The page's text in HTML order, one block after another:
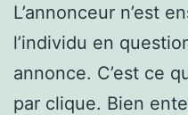
L’annonceur n’est
l’individu en
annonce. C’est ce
par clique. Bien